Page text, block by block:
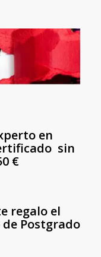
en
sin
€
regalo el
de Postgrado